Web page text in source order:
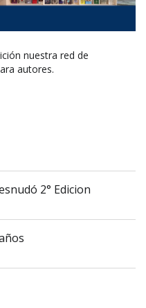
nuestra red de
autores.
2° Edicion